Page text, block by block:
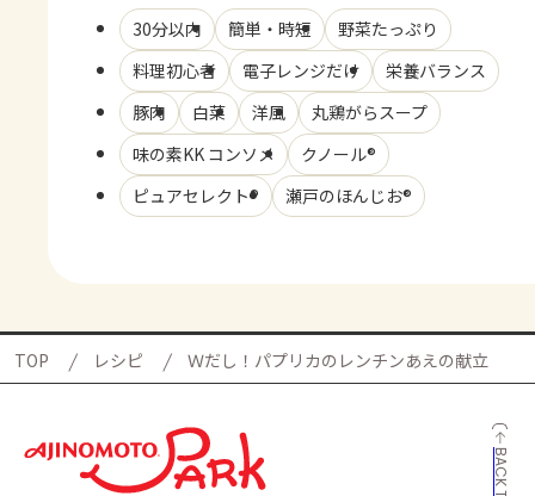
30分以内 簡単・時短
野菜たっぷり
料理初心者
電子レンジだけ
栄養バランス
豚肉
白菜 洋風
丸鶏がらスープ
味の素KK コンソメ
クノール®
ピュアセレクト®
瀬戸のほんじお®
TOP レシピ Ｗだし！パプリカのレンチンあえの献立